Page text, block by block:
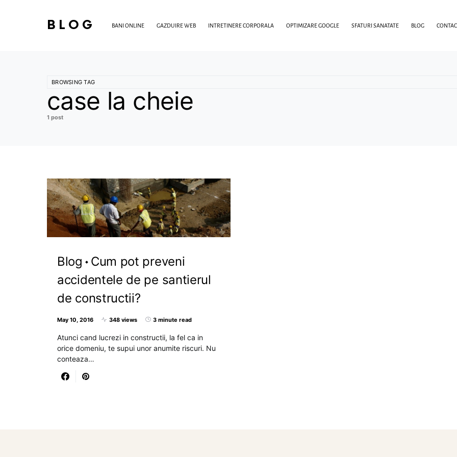
BLOG BANI ONLINE GAZDUIRE WEB INTRETINERE CORPORALA OPTIMIZARE GOOGLE SFATURI SANATATE BLOG
BROWSING TAG
case la cheie
1 post
Blog
Cum pot preveni
accidentele de pe santierul
de constructii?
May 10, 2016 348 views 3 minute read
Atunci cand lucrezi in constructii, la fel ca in
orice domeniu, te supui unor anumite riscuri. Nu
conteaza…